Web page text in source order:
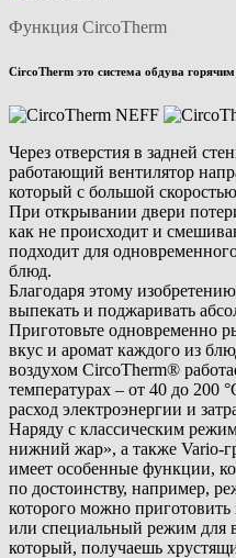
Функция CircoTherm
CircoTherm это система обдува
Через отверстия в задней
работающий вентилятор
который с большой
При открывании двери
как не происходит и
подходит для
блюд.
Благодаря этому
выпекать и поджаривать
Приготовьте одновременно
вкус и аромат каждого из
воздухом CircoTherm®
температурах – от 40 до 200
расход электроэнергии и
Наряду с классическим
нижний жар», а также Vario-
имеет особенные функции,
по достоинству, например,
которого можно приготовить
или специальный режим для
который, получаешь